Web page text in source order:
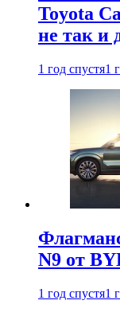
Toyota
не так и
1 год спустя1
N9 от
1 год спустя1